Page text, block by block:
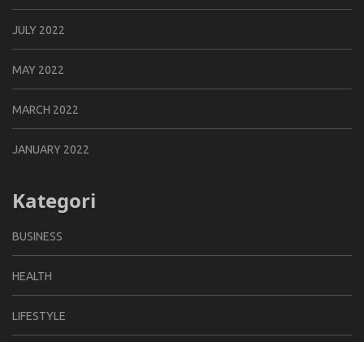
JULY 2022
MAY 2022
MARCH 2022
JANUARY 2022
Kategori
BUSINESS
HEALTH
LIFESTYLE